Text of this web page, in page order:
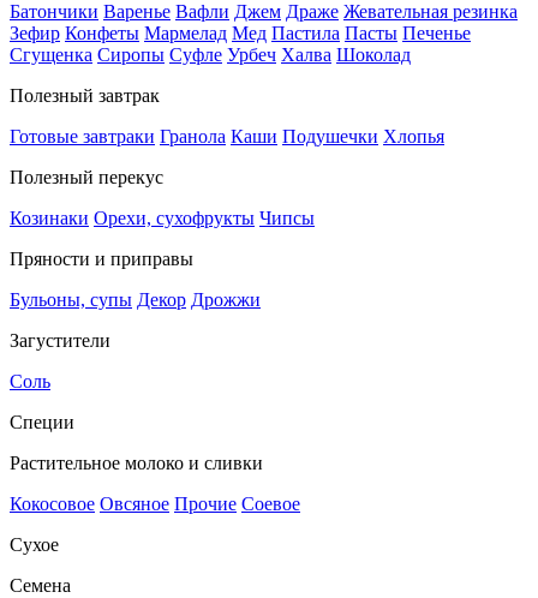
Батончики Варенье Вафли Джем Драже Жевательная резинка
Зефир Конфеты Мармелад Мед Пастила Пасты Печенье
Сгущенка Сиропы Суфле Урбеч Халва Шоколад
Полезный завтрак
Готовые завтраки Гранола Каши Подушечки Хлопья
Полезный перекус
Козинаки Орехи, сухофрукты Чипсы
Пряности и приправы
Бульоны, супы Декор Дрожжи
Загустители
Соль
Специи
Растительное молоко и сливки
Кокосовое Овсяное Прочие Соевое
Сухое
Семена